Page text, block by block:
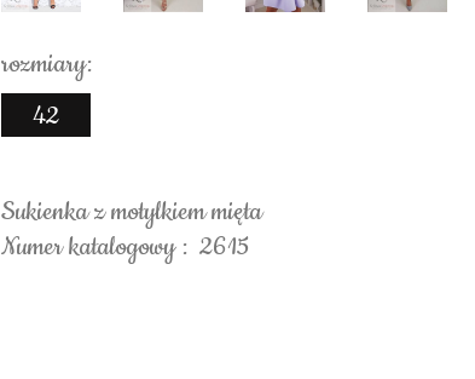
rozmiary:
42
Sukienka z motylkiem mięta
Numer katalogowy : 2615